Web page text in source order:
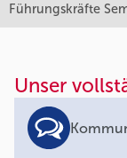
Führungskräfte
Unser